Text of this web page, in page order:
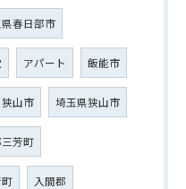
春日部市
アパート 飯能市
狭山市 埼玉県狭山市
芳町
入間郡